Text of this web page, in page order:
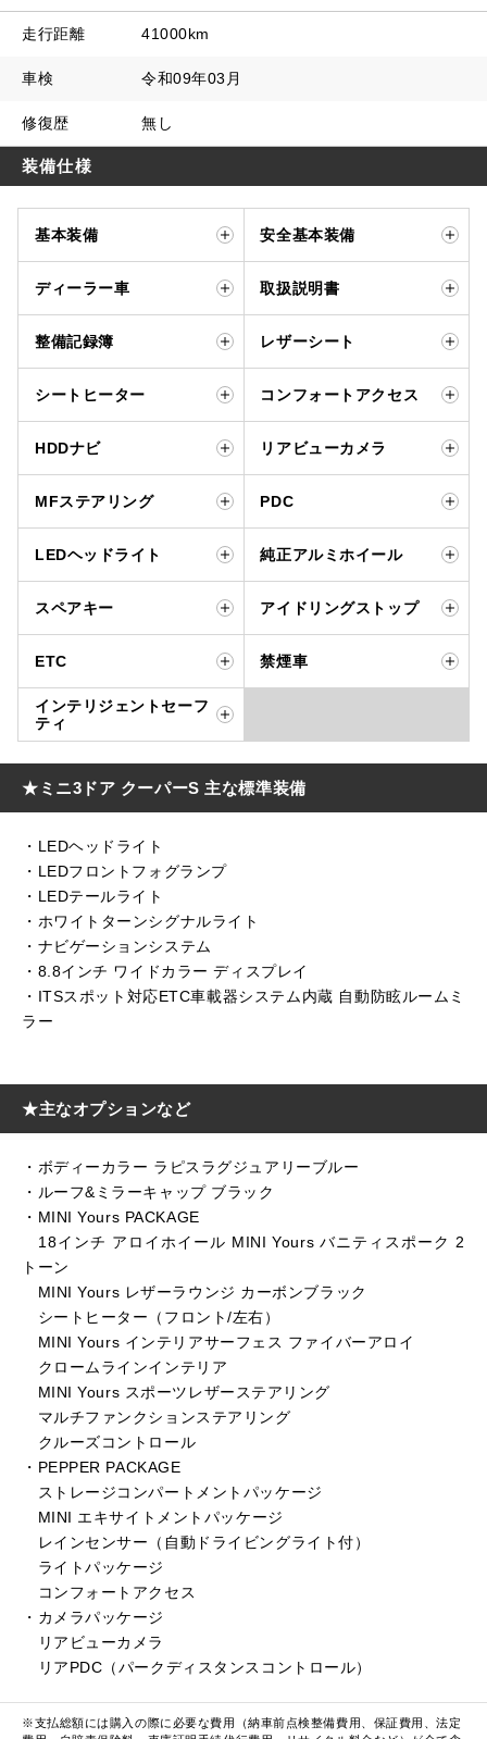
走行距離 41000km
車検 令和09年03月
修復歴 無し
装備仕様
基本装備 安全基本装備
ディーラー車 取扱説明書
整備記録簿 レザーシート
シートヒーター コンフォートアクセス
HDDナビ リアビューカメラ
MFステアリング PDC
LEDヘッドライト 純正アルミホイール
スペアキー アイドリングストップ
ETC 禁煙車
インテリジェントセーフ
ティ
★ミニ3ドア クーパーS 主な標準装備
・LEDヘッドライト
・LEDフロントフォグランプ
・LEDテールライト
・ホワイトターンシグナルライト
・ナビゲーションシステム
・8.8インチ ワイドカラー ディスプレイ
・ITSスポット対応ETC車載器システム内蔵 自動防眩ルームミ
ラー
★主なオプションなど
・ボディーカラー ラピスラグジュアリーブルー
・ルーフ&ミラーキャップ ブラック
・MINI Yours PACKAGE
18インチ アロイホイール MINI Yours バニティスポーク 2
トーン
MINI Yours レザーラウンジ カーボンブラック
シートヒーター（フロント/左右）
MINI Yours インテリアサーフェス ファイバーアロイ
クロームラインインテリア
MINI Yours スポーツレザーステアリング
マルチファンクションステアリング
クルーズコントロール
・PEPPER PACKAGE
ストレージコンパートメントパッケージ
MINI エキサイトメントパッケージ
レインセンサー（自動ドライビングライト付）
ライトパッケージ
コンフォートアクセス
・カメラパッケージ
リアビューカメラ
リアPDC（パークディスタンスコントロール）
※支払総額には購入の際に必要な費用（納車前点検整備費用、保証費用、法定